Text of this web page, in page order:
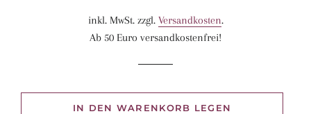
inkl. MwSt. zzgl. Versandkosten.
Ab 50 Euro versandkostenfrei!
IN DEN WARENKORB LEGEN